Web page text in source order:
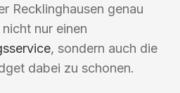
Recklinghausen genau
nur einen
, sondern auch die
dabei zu schonen.